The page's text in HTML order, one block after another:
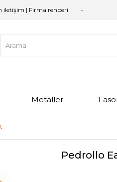
iletişim | Firma rehberi
Metaller
Pedrollo